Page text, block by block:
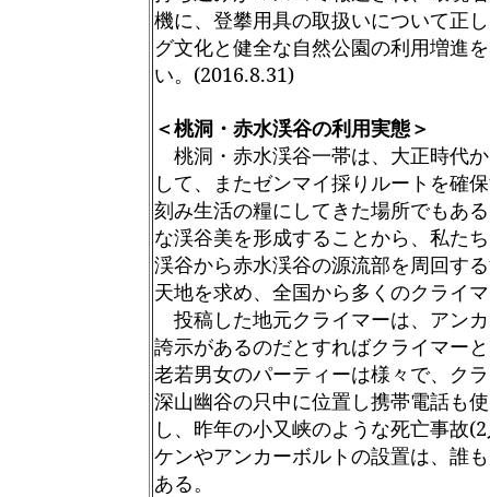
機に、登攀用具の取扱いについて正
グ文化と健全な自然公園の利用増進
い。(2016.8.31)
＜桃洞・赤水渓谷の利用実態＞
桃洞・赤水渓谷一帯は、大正時代
して、またゼンマイ採りルートを確
刻み生活の糧にしてきた場所でもあ
な渓谷美を形成することから、私た
渓谷から赤水渓谷の源流部を周回す
天地を求め、全国から多くのクライ
投稿した地元クライマーは、アン
誇示があるのだとすればクライマー
老若男女のパーティーは様々で、ク
深山幽谷の只中に位置し携帯電話も
し、昨年の小又峡のような死亡事故
ケンやアンカーボルトの設置は、誰
ある。